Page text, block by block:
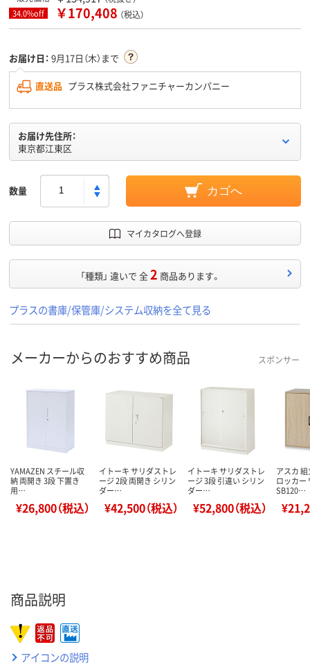
34.0%off ￥170,408 （税込）
お届け日： 9月17日（木）まで
直送品 プラス株式会社ファニチャーカンパニー
お届け先住所：
東京都江東区
数量 カゴへ
マイカタログへ登録
「種類」 違いで 全2 商品あります。
プラスの書庫/保管庫/システム収納を全て見る
メーカーからのおすすめ商品 スポンサー
YAMAZEN スチール収
納 両開き 3段 下置き
用…
¥26,800（税込）
イトーキ サリダストレ
ージ 2段 両開き シリン
ダー…
¥42,500（税込）
イトーキ サリダストレ
ージ 3段 引違い シリン
ダー…
¥52,800（税込）
アスカ
ロッカー
SB120…
商品説明
アイコンの説明